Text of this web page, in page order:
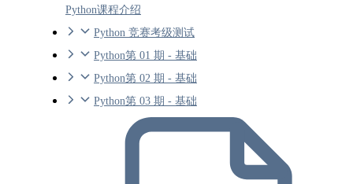
Python课程介绍
Python 竞赛考级测试
Python第 01 期 - 基础
Python第 02 期 - 基础
Python第 03 期 - 基础